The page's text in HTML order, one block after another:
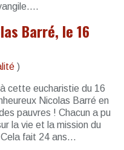
Barré, le 16
)
cette eucharistie du 16
Nicolas Barré en
pauvres ! Chacun a pu
la vie et la mission du
fait 24 ans...